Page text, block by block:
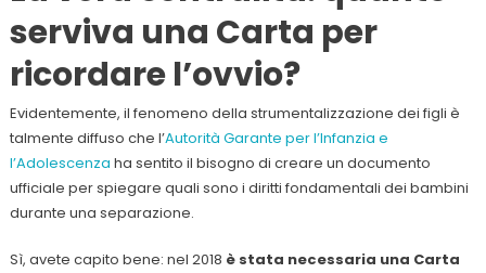
serviva una Carta per
ricordare l’ovvio?
Evidentemente, il fenomeno della strumentalizzazione dei figli è
talmente diffuso che l’Autorità Garante per l’Infanzia e
l’Adolescenza ha sentito il bisogno di creare un documento
ufficiale per spiegare quali sono i diritti fondamentali dei bambini
durante una separazione.
Sì, avete capito bene: nel 2018 è stata necessaria una Carta